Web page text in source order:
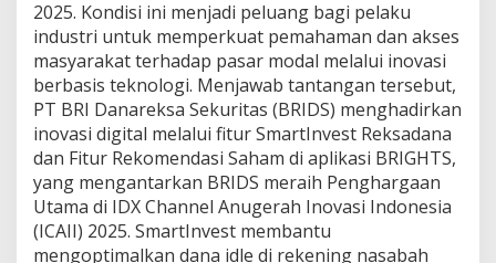
s
i
I
n
v
e
s
t
s
u
n
2025. Kondisi ini menjadi peluang bagi pelaku
industri untuk memperkuat pemahaman dan akses
masyarakat terhadap pasar modal melalui inovasi
berbasis teknologi. Menjawab tantangan tersebut,
PT BRI Danareksa Sekuritas (BRIDS) menghadirkan
inovasi digital melalui fitur SmartInvest Reksadana
dan Fitur Rekomendasi Saham di aplikasi BRIGHTS,
yang mengantarkan BRIDS meraih Penghargaan
Utama di IDX Channel Anugerah Inovasi Indonesia
(ICAII) 2025. SmartInvest membantu
mengoptimalkan dana idle di rekening nasabah